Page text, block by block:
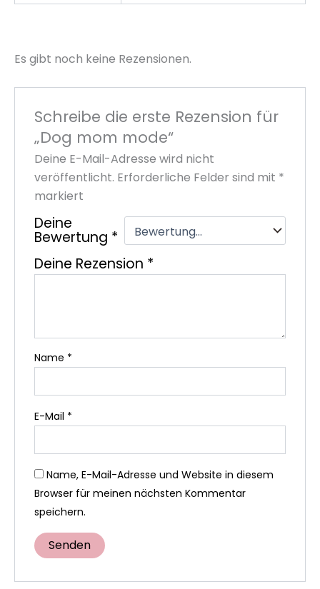
Es gibt noch keine Rezensionen.
Schreibe die erste Rezension für
„Dog mom mode“
Deine E-Mail-Adresse wird nicht
veröffentlicht. Erforderliche Felder sind mit *
markiert
Deine
Bewertung *
Deine Rezension *
Name *
E-Mail *
Name, E-Mail-Adresse und Website in diesem
Browser für meinen nächsten Kommentar
speichern.